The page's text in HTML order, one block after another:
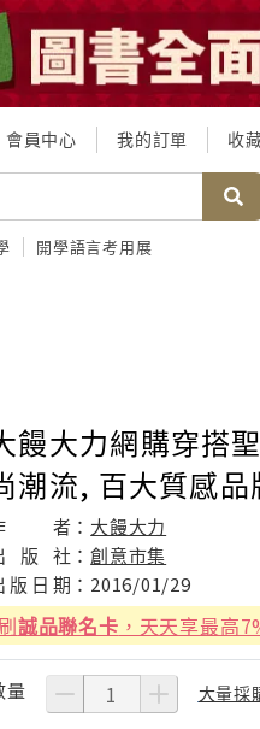
會員中心 我的訂單 收
開學語言考用展
饅大力網購穿搭
潮流, 百大質感
者： 大饅大力
版 社：創意市集
版 日 期： 2016/01/29
刷誠品聯名卡 ，天天享最高
量 大量採